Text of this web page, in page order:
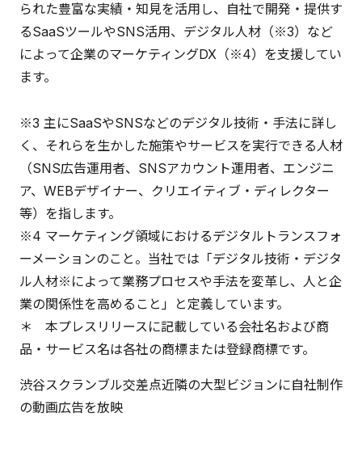
られた豊富な実績・知見を活用し、自社で開発・提供す
るSaaSツールやSNS活用、デジタル人材（※3）など
によって企業のマーケティングDX（※4）を支援してい
ます。
※3 主にSaaSやSNSなどのデジタル技術・手法に詳し
く、それらを生かした施策やサービスを実行できる人材
（SNS広告運用者、SNSアカウント運用者、エンジニ
ア、WEBデザイナー、クリエイティブ・ディレクター
等）を指します。
※4 マーケティング領域におけるデジタルトランスフォ
ーメーションのこと。当社では「デジタル技術・デジタ
ル人材※によって業務プロセスや手法を変革し、人と企
業の関係性を高めること」と定義しています。
＊ 本プレスリリースに記載している会社名および商
品・サービス名は各社の商標または登録商標です。
渋谷スクランブル交差点近隣の大型ビジョンに自社制作
の動画広告を放映